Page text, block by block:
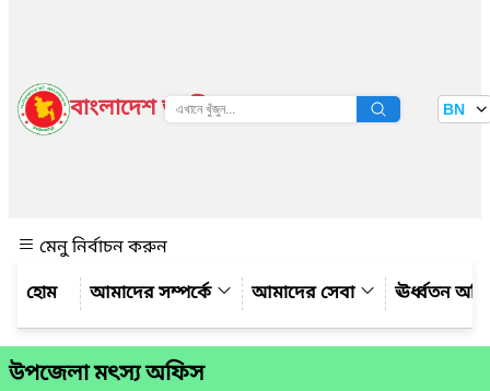
বাংলাদেশ জাতীয় তথ্য বাতায়ন BN
মেনু নির্বাচন করুন
আমাদের সম্পর্কে
আমাদের সেবা ঊর্ধ্বতন
উপজেলা মৎস্য অফিস